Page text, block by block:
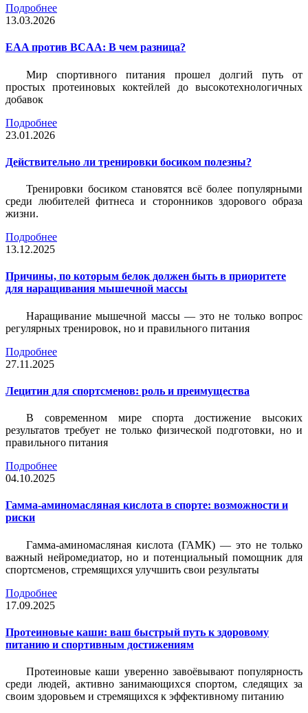
Подробнее
13.03.2026
EAA против BCAA: В чем разница?
Мир спортивного питания прошел долгий путь от
простых протеиновых коктейлей до высокотехнологичных
добавок
Подробнее
23.01.2026
Действительно ли тренировки босиком полезны?
Тренировки босиком становятся всё более популярными
среди любителей фитнеса и сторонников здорового образа
жизни.
Подробнее
13.12.2025
Причины, по которым белок должен быть в приоритете
для наращивания мышечной массы
Наращивание мышечной массы — это не только вопрос
регулярных тренировок, но и правильного питания
Подробнее
27.11.2025
Лецитин для спортсменов: роль и преимущества
В современном мире спорта достижение высоких
результатов требует не только физической подготовки, но и
правильного питания
Подробнее
04.10.2025
Гамма-аминомасляная кислота в спорте: возможности и
риски
Гамма-аминомасляная кислота (ГАМК) — это не только
важный нейромедиатор, но и потенциальный помощник для
спортсменов, стремящихся улучшить свои результаты
Подробнее
17.09.2025
Протеиновые каши: ваш быстрый путь к здоровому
питанию и спортивным достижениям
Протеиновые каши уверенно завоёвывают популярность
среди людей, активно занимающихся спортом, следящих за
своим здоровьем и стремящихся к эффективному питанию